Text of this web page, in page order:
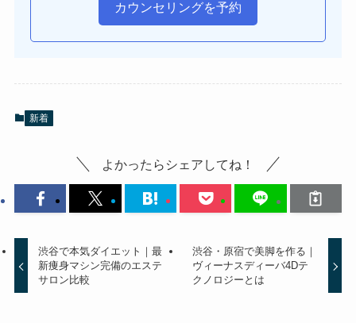
カウンセリングを予約
新着
よかったらシェアしてね！
渋谷で本気ダイエット｜最
新痩身マシン完備のエステ
サロン比較
渋谷・原宿で美脚を作る｜
ヴィーナスディーバ4Dテ
クノロジーとは